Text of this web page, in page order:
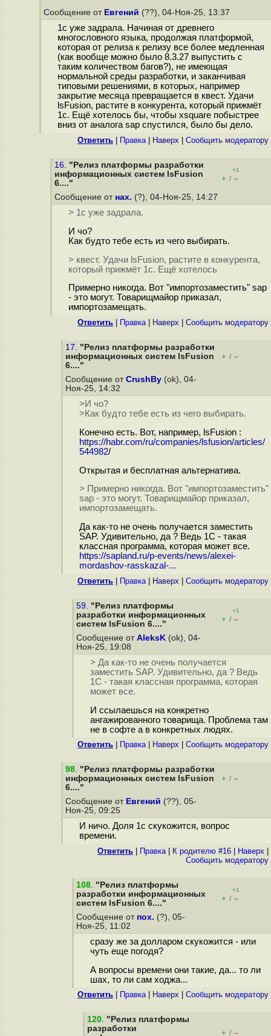
Сообщение от Евгений (??), 04-Ноя-25, 13:37
1с уже задрала. Начиная от древнего
многословного языка, продолжая платформой,
которая от релиза к релизу все более медленная
(как вообще можно было 8.3.27 выпустить с
таким количеством багов?), не имеющая
нормальной среды разработки, и заканчивая
типовыми решениями, в которых, например
закрытие месяца превращается в квест. Удачи
lsFusion, растите в конкурента, который прижмёт
1с. Ещё хотелось бы, чтобы xsquare побыстрее
вниз от аналога sap спустился, было бы дело.
Ответить Правка| Наверх Cообщить модератору
16. "Релиз платформы разработки
информационных систем lsFusion
6...."
+1
+ / –
Сообщение от нах. (?), 04-Ноя-25, 14:27
> 1с уже задрала.
И чо?
Как будто тебе есть из чего выбирать.
> квест. Удачи lsFusion, растите в конкурента,
который прижмёт 1с. Ещё хотелось
Примерно никогда. Вот "импортозаместить" sap
- это могут. Товарищмайор приказал,
импортозамещать.
Ответить Правка| Наверх Cообщить модератору
17. "Релиз платформы разработки
информационных систем lsFusion
6...."
+ / –
Сообщение от CrushBy (ok), 04-
Ноя-25, 14:32
>И чо?
>Как будто тебе есть из чего выбирать.
Конечно есть. Вот, например, lsFusion :
https://habr.com/ru/companies/lsfusion/articles/
544982/
Открытая и бесплатная альтернатива.
> Примерно никогда. Вот "импортозаместить"
sap - это могут. Товарищмайор приказал,
импортозамещать.
Да как-то не очень получается заместить
SAP. Удивительно, да ? Ведь 1С - такая
классная программа, которая может все.
https://sapland.ru/p-events/news/alexei-
mordashov-rasskazal-...
Ответить Правка| Наверх Cообщить модератору
59. "Релиз платформы
разработки информационных
систем lsFusion 6...."
+1
+ / –
Сообщение от AleksK (ok), 04-
Ноя-25, 19:08
> Да как-то не очень получается
заместить SAP. Удивительно, да ? Ведь
1С - такая классная программа, которая
может все.
И ссылаешься на конкретно
ангажированного товарища. Проблема там
не в софте а в конкретных людях.
Ответить Правка| Наверх Cообщить модератору
98. "Релиз платформы разработки
информационных систем lsFusion
6...."
+ / –
Сообщение от Евгений (??), 05-
Ноя-25, 09:25
И ничо. Доля 1с скукожится, вопрос
времени.
Ответить Правка| К родителю #16 Наверх
Cообщить модератору
108. "Релиз платформы
разработки информационных
систем lsFusion 6...."
+1
+ / –
Сообщение от пох. (?), 05-
Ноя-25, 11:02
сразу же за долларом скукожится - или
чуть еще погодя?
А вопросы времени они такие, да... то ли
шах, то ли сам ходжа...
Ответить Правка| Наверх Cообщить модератору
120. "Релиз платформы
разработки
+ / –